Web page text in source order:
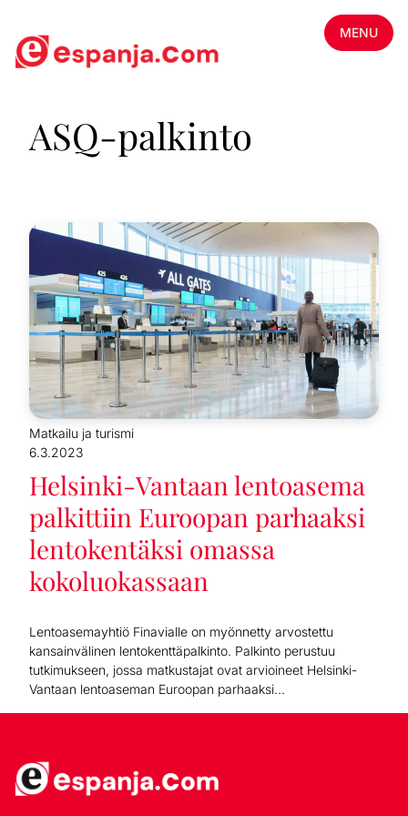
MENU
ASQ-palkinto
Matkailu ja turismi
6.3.2023
Helsinki-Vantaan lentoasema
palkittiin Euroopan parhaaksi
lentokentäksi omassa
kokoluokassaan
Lentoasemayhtiö Finavialle on myönnetty arvostettu
kansainvälinen lentokenttäpalkinto. Palkinto perustuu
tutkimukseen, jossa matkustajat ovat arvioineet Helsinki-
Vantaan lentoaseman Euroopan parhaaksi...